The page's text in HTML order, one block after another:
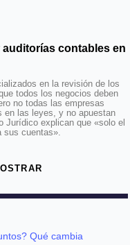
Qué cambia
contables en
en la revisión de los
todos los negocios deben
no todas las empresas
en las leyes, y no apuestan
Jurídico explican que «solo el
sus cuentas».